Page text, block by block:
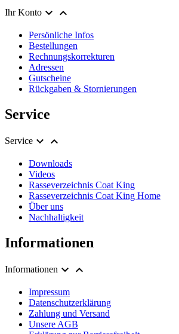
Ihr Konto  
Persönliche Infos
Bestellungen
Rechnungskorrekturen
Adressen
Gutscheine
Rückgaben & Stornierungen
Service
Service  
Downloads
Videos
Rasseverzeichnis Coat King
Rasseverzeichnis Coat King Home
Über uns
Nachhaltigkeit
Informationen
Informationen  
Impressum
Datenschutzerklärung
Zahlung und Versand
Unsere AGB